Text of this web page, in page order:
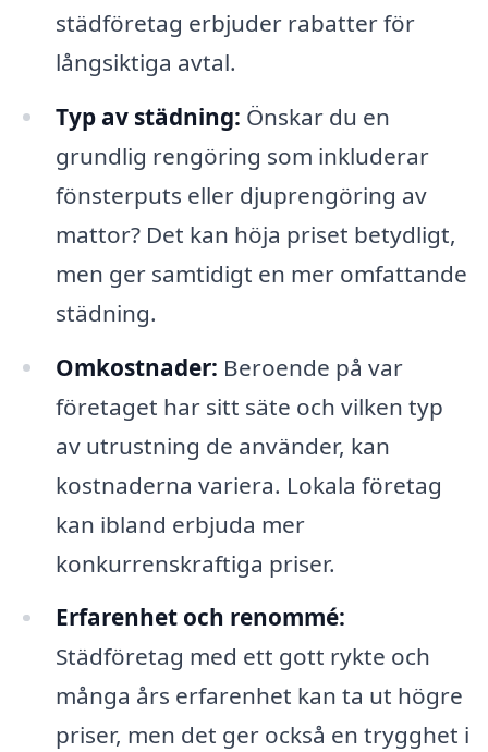
städföretag erbjuder rabatter för
långsiktiga avtal.
Typ av städning: Önskar du en
grundlig rengöring som inkluderar
fönsterputs eller djuprengöring av
mattor? Det kan höja priset betydligt,
men ger samtidigt en mer omfattande
städning.
Omkostnader: Beroende på var
företaget har sitt säte och vilken typ
av utrustning de använder, kan
kostnaderna variera. Lokala företag
kan ibland erbjuda mer
konkurrenskraftiga priser.
Erfarenhet och renommé:
Städföretag med ett gott rykte och
många års erfarenhet kan ta ut högre
priser, men det ger också en trygghet i